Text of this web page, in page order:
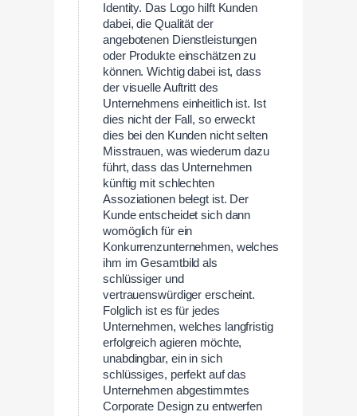
Identity. Das Logo hilft Kunden
dabei, die Qualität der
angebotenen Dienstleistungen
oder Produkte einschätzen zu
können. Wichtig dabei ist, dass
der visuelle Auftritt des
Unternehmens einheitlich ist. Ist
dies nicht der Fall, so erweckt
dies bei den Kunden nicht selten
Misstrauen, was wiederum dazu
führt, dass das Unternehmen
künftig mit schlechten
Assoziationen belegt ist. Der
Kunde entscheidet sich dann
womöglich für ein
Konkurrenzunternehmen, welches
ihm im Gesamtbild als
schlüssiger und
vertrauenswürdiger erscheint.
Folglich ist es für jedes
Unternehmen, welches langfristig
erfolgreich agieren möchte,
unabdingbar, ein in sich
schlüssiges, perfekt auf das
Unternehmen abgestimmtes
Corporate Design zu entwerfen